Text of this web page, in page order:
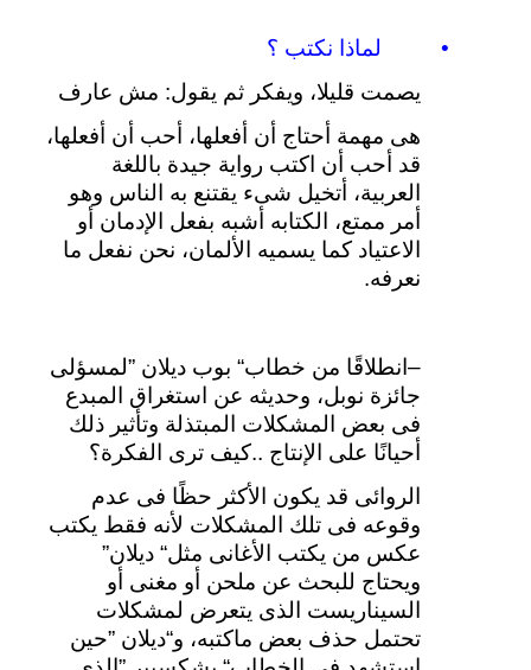
• لماذا نكتب ؟
يصمت قليلا، ويفكر ثم يقول: مش عارف
هى مهمة أحتاج أن أفعلها، أحب أن أفعلها،
قد أحب أن اكتب رواية جيدة باللغة
العربية، أتخيل شىء يقتنع به الناس وهو
أمر ممتع، الكتابه أشبه بفعل الإدمان أو
الاعتياد كما يسميه الألمان، نحن نفعل ما
نعرفه.
– انطلاقًا من خطاب“ بوب ديلان ”لمسؤلى
جائزة نوبل، وحديثه عن استغراق
المبدع
فى بعض المشكلات المبتذلة وتأثير ذلك
أحيانًا على الإنتاج ..كيف ترى
الفكرة؟
الروائى قد يكون الأكثر حظًا فى عدم
وقوعه فى تلك المشكلات لأنه فقط يكتب
عكس من يكتب الأغانى مثل“ ديلان”
ويحتاج للبحث عن ملحن أو مغنى أو
السيناريست
الذى يتعرض لمشكلات
تحتمل حذف بعض ماكتبه، و“ديلان ”حين